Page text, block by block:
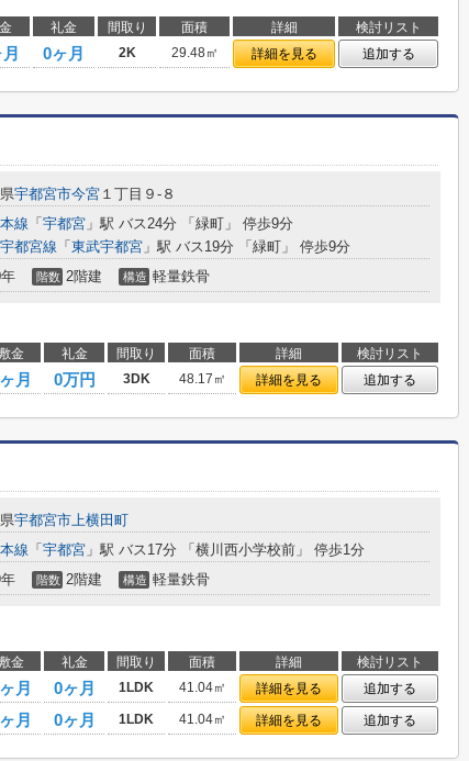
礼金 間取り 面積 詳細
検討リスト
0ヶ月 2K 29.48㎡ 詳細を見る 追加する
宇都宮市今宮 １丁目９-８
線 「 宇都宮 」駅 バス24分 「緑町」 停歩9分
都宮線 「 東武宇都宮 」駅 バス19分 「緑町」 停歩9分
階数 2階建 構造 軽量鉄骨
金 礼金 間取り 面積 詳細
検討リスト
月 0万円 3DK 48.17㎡ 詳細を見る 追加する
宇都宮市上横田町
線 「 宇都宮 」駅 バス17分 「横川西小学校前」 停歩1分
階数 2階建 構造 軽量鉄骨
金 礼金 間取り 面積 詳細
検討リスト
月 0ヶ月 1LDK 41.04㎡ 詳細を見る
追加する
月 0ヶ月 1LDK 41.04㎡ 詳細を見る 追加する